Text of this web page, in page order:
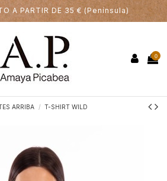
A PARTIR DE 35 € (Península)
0
ARRIBA T-SHIRT WILD